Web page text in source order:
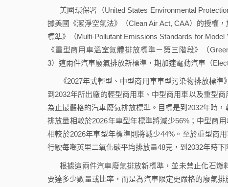
美國環保署（United States Environmental
據美國《潔淨空氣法》（Clean Air Act, CAA）的授權
標準》（Multi-Pollutant Emissions Standards for
《重型商用車溫室氣體排放標準－第三階段》（
3）這兩件汽車廢氣排放新標準，期加速電動汽車（
《2027年式輕型、中型商用車車型污染物排放標
到2032年所出廠的輕型商用車、中型商用車以及重型
為止最嚴格的汽車廢氣排放標準。目標是到2032年時
排放量相較於2026年車型年標準將減少56%；中型商
相較於2026年車型年標準則將減少44%。至於重型商
行駛每噸英里二氧化碳平均排放量48克，到2032年時下
根據這兩件汽車廢氣排放新標準，並未禁止化石
要達多少數量或比率，而是為汽車限定更嚴格的廢氣